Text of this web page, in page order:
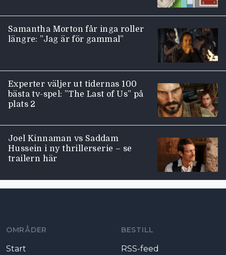
Samantha Morton får inga roller
längre: ”Jag är för gammal”
Experter väljer ut tidernas 100
bästa tv-spel: ”The Last of Us” på
plats 2
Joel Kinnaman vs Saddam
Hussein i ny thrillerserie – se
trailern här
OMRÅDER
Start
BESTILL
RSS-feed